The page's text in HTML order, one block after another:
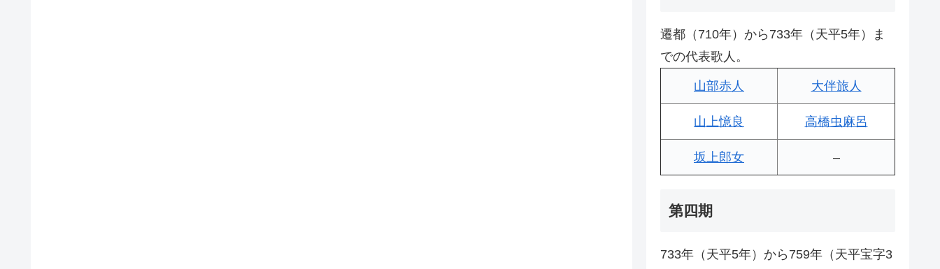
遷都（710年）から733年（天平5年）ま
での代表歌人。
山部赤人 大伴旅人
山上憶良 高橋虫麻呂
坂上郎女 –
第四期
733年（天平5年）から759年（天平宝字3